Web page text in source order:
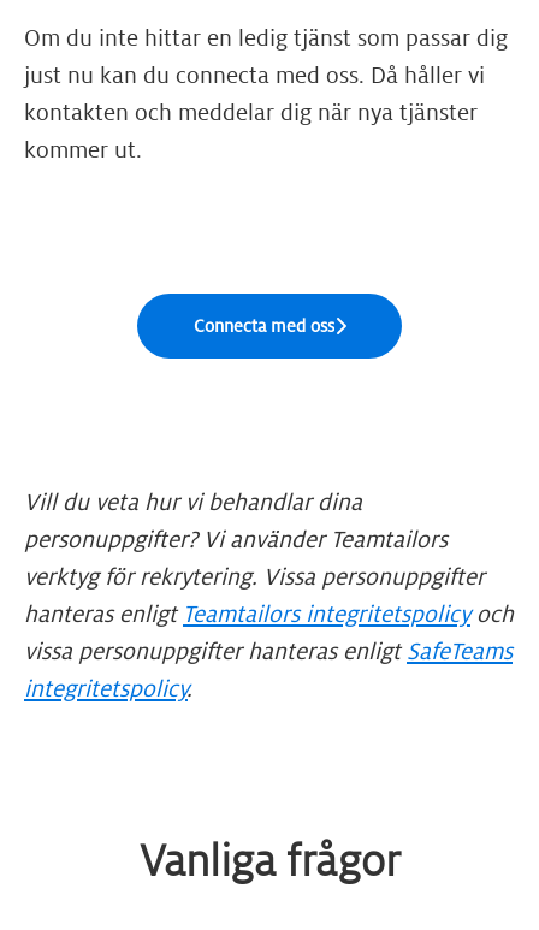
Om du inte hittar en ledig tjänst som passar dig
just nu kan du connecta med oss. Då håller vi
kontakten och meddelar dig när nya tjänster
kommer ut.
Connecta med oss
Vill du veta hur vi behandlar dina
personuppgifter? Vi använder Teamtailors
verktyg för rekrytering. Vissa personuppgifter
hanteras enligt Teamtailors integritetspolicyoch
vissa personuppgifter hanteras enligtSafeTeams
integritetspolicy.
Vanliga frågor